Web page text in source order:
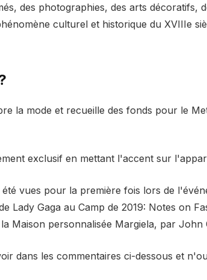
des photographies, des arts décoratifs,
culturel et historique du XVIIIe
la mode et recueille des fonds pour le
exclusif en mettant l'accent sur
vues pour la première fois lors de
Lady Gaga au Camp de 2019: Notes on
Maison personnalisée Margiela, par John
dans les commentaires ci-dessous et